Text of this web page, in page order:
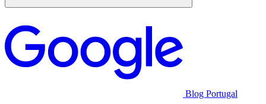
Blog Portugal